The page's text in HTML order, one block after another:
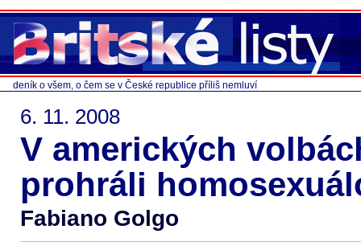
deník o všem, o čem se v České republice příliš nemluví
6. 11. 2008
V amerických
prohráli
Fabiano Golgo